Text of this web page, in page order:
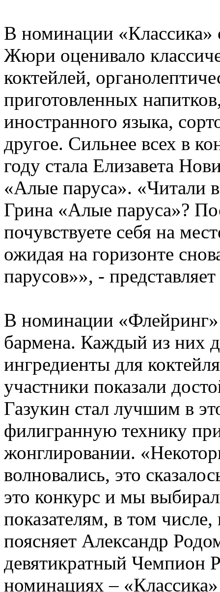
В номинации «Классика»
Жюри оценивало
коктейлей,
приготовленных
иностранного языка,
другое. Сильнее всех в
году стала Елизавета
«Алые паруса». «Читали
Грина «Алые паруса»?
почувствуете себя на
ожидая на горизонте
парусов»», -
В номинации «Флейринг»
бармена. Каждый из них
ингредиенты для
участники показали
Газукин стал лучшим в
филигранную технику
жонглировании.
волновались, это
это конкурс и мы
показателям, в том
поясняет Александр
девятикратный Чемпион
номинациях –